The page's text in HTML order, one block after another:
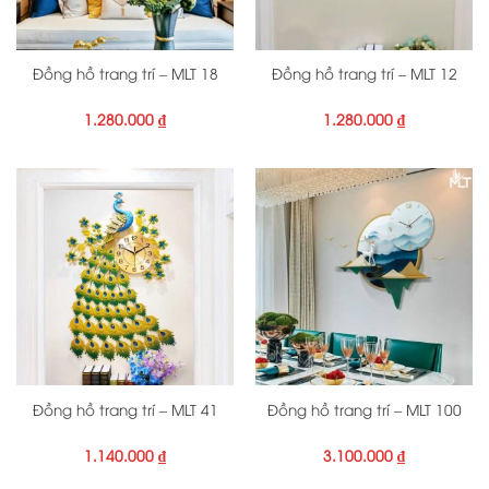
Đồng hồ trang trí – MLT 18
1.280.000 ₫
Đồng hồ trang trí – MLT 12
1.280.000 ₫
Đồng hồ trang trí – MLT 41
1.140.000 ₫
Đồng hồ trang trí – MLT 100
3.100.000 ₫